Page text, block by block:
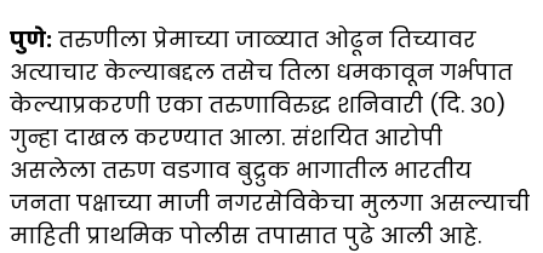
पुणे: तरुणीला प्रेमाच्या जाळ्यात ओढून तिच्यावर
अत्याचार केल्याबद्दल तसेच तिला धमकावून गर्भपात
केल्याप्रकरणी एका तरुणाविरुद्ध शनिवारी (दि. ३०)
गुन्हा दाखल करण्यात आला. संशयित आरोपी
असलेला तरुण वडगाव बुद्रुक भागातील भारतीय
जनता पक्षाच्या माजी नगरसेविकेचा मुलगा असल्याची
माहिती प्राथमिक पोलीस तपासात पुढे आली आहे.